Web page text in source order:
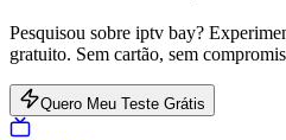
Pesquisou sobre iptv bay?
gratuito. Sem cartão, sem
Quero Meu Teste Grátis